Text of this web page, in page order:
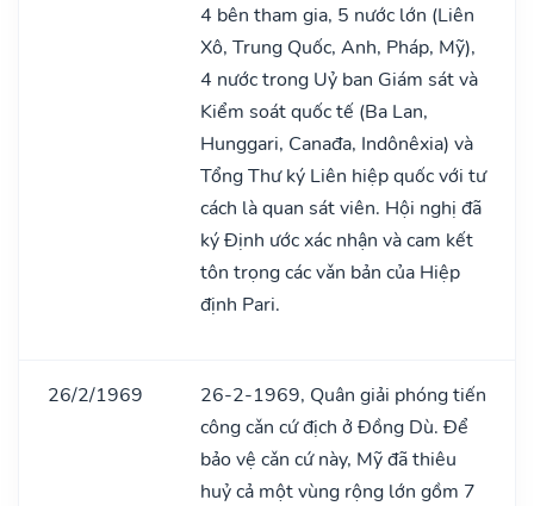
4 bên tham gia, 5 nước lớn (Liên
Xô, Trung Quốc, Anh, Pháp, Mỹ),
4 nước trong Uỷ ban Giám sát và
Kiểm soát quốc tế (Ba Lan,
Hunggari, Canađa, Indônêxia) và
Tổng Thư ký Liên hiệp quốc với tư
cách là quan sát viên. Hội nghị đã
ký Định ước xác nhận và cam kết
tôn trọng các vǎn bản của Hiệp
định Pari.
26/2/1969
26-2-1969, Quân giải phóng tiến
công cǎn cứ địch ở Đồng Dù. Để
bảo vệ cǎn cứ này, Mỹ đã thiêu
huỷ cả một vùng rộng lớn gồm 7